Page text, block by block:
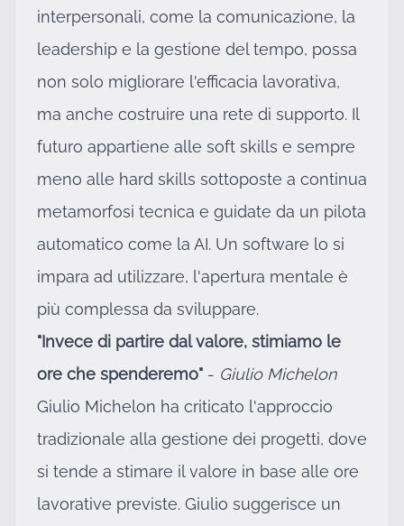
interpersonali, come la comunicazione, la
leadership e la gestione del tempo, possa
non solo migliorare l'efficacia lavorativa,
ma anche costruire una rete di supporto. Il
futuro appartiene alle soft skills e sempre
meno alle hard skills sottoposte a continua
metamorfosi tecnica e guidate da un pilota
automatico come la AI. Un software lo si
impara ad utilizzare, l'apertura mentale è
più complessa da sviluppare.
"Invece di partire dal valore, stimiamo le
ore che spenderemo" - Giulio Michelon
Giulio Michelon ha criticato l'approccio
tradizionale alla gestione dei progetti, dove
si tende a stimare il valore in base alle ore
lavorative previste. Giulio suggerisce un